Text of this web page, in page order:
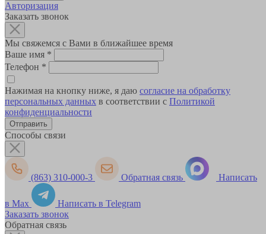
Авторизация
Заказать звонок
Мы свяжемся с Вами в ближайшее время
Ваше имя *
Телефон *
Нажимая на кнопку ниже, я даю согласие на обработку
персональных данных в соответствии с Политикой
конфиденциальности
Способы связи
(863) 310-000-3 Обратная связь Написать
в Max
Написать в Telegram
Заказать звонок
Обратная связь